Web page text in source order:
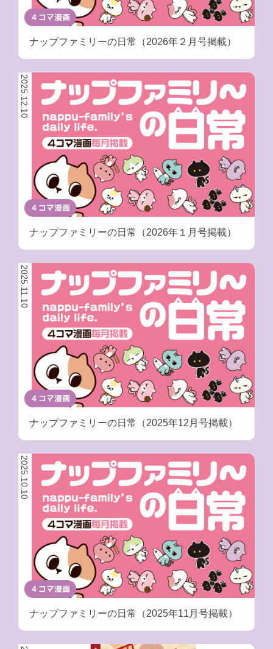
４コマ漫画
ナップファミリーの日常（2026年２月号掲載）
2025.12.10
４コマ漫画
ナップファミリーの日常（2026年１月号掲載）
2025.11.10
４コマ漫画
ナップファミリーの日常（2025年12月号掲載）
2025.10.10
４コマ漫画
ナップファミリーの日常（2025年11月号掲載）